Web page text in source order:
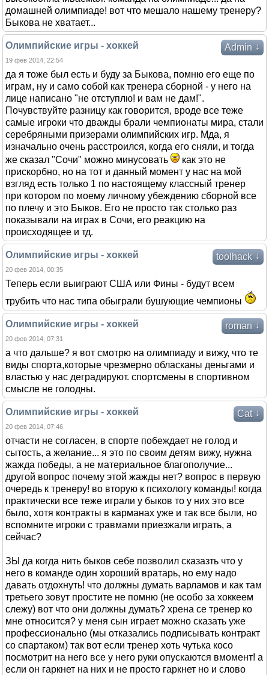
домашней олимпиаде! вот что мешало нашему тренеру?
Быкова не хватает...
Admin ↓
Олимпийские игры - хоккей
19 фев 2014, 22:54
да я тоже был есть и буду за Быкова, помню его еще по
играм, ну и само собой как тренера сборной - у него на
лице написано "не отступлю! и вам не дам!".
Почувствуйте разницу как говорится, вроде все теже
самые игроки что дважды брали чемпионаты мира, стали
серебряными призерами олимпийских игр. Мда, я
изначально очень расстроился, когда его сняли, и тогда
же сказал "Сочи" можно минусовать
как это не
прискорбно, но на тот и данный момент у нас на мой
взгляд есть только 1 по настоящему классный тренер
при котором по моему личному убеждению сборной все
по плечу и это Быков. Его не просто так столько раз
показывали на играх в Сочи, его реакцию на
происходящее и тд.
toolhack ↓
Олимпийские игры - хоккей
20 фев 2014, 00:35
Теперь если выиграют США или Фины - будут всем
трубить что нас типа обыграли бушующие чемпионы
roman ↓
Олимпийские игры - хоккей
20 фев 2014, 07:31
а что дальше? я вот смотрю на олимпиаду и вижу, что те
виды спорта,которые чрезмерно обласканы деньгами и
властью у нас деградируют. спортсмены в спортивном
смысле не голодны.
Cat ↓
Олимпийские игры - хоккей
20 фев 2014, 07:46
отчасти не согласен, в спорте побеждает не голод и
сытость, а желание... я это по своим детям вижу, нужна
жажда победы, а не материальное благополучие...
другой вопрос почему этой жажды нет? вопрос в первую
очередь к тренеру! во вторую к психологу команды! когда
практически все теже играли у быков то у них это все
было, хотя контракты в карманах уже и так все были, но
вспомните игроки с травмами приезжали играть, а
сейчас?
ЗЫ да когда нить быков себе позволил сказазть что у
него в команде один хороший вратарь, но ему надо
давать отдохнуть! что должны думать варламов и как там
третьего зовут простите не помню (не особо за хоккеем
слежу) вот что они должны думать? хрена се тренер ко
мне относится? у меня сын играет можно сказать уже
профессионально (мы отказались подписывать контракт
со спартаком) так вот если тренер хоть чутька косо
посмотрит на него все у него руки опускаются вмомент! а
если он гаркнет на них и не просто гаркнет но и слово